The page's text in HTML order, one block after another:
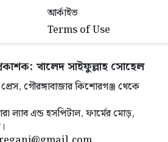
আর্কাইভ
Terms of Use
খালেদ সাইফুল্লাহ সোহেল
গৌরঙ্গাবাজার কিশোরগঞ্জ থেকে
ল্যাব এন্ড হসপিটাল, ফার্মের মোড়,